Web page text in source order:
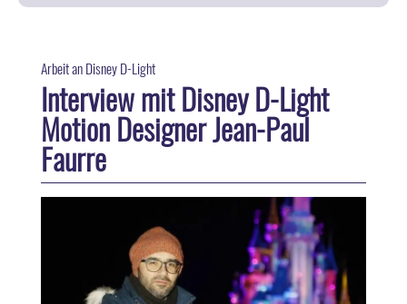
Arbeit an Disney D-Light
Interview mit Disney D-Light
Motion Designer Jean-Paul
Faurre